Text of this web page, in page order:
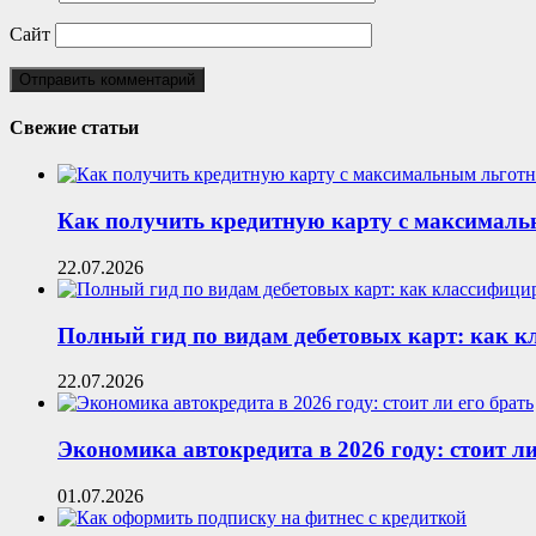
Сайт
Свежие статьи
Как получить кредитную карту с
22.07.2026
Полный гид по видам дебетовых карт: как
22.07.2026
Экономика автокредита в 2026 году: стоит
01.07.2026